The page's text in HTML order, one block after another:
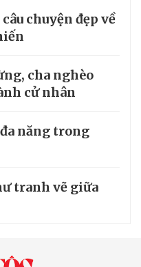
chuyện đẹp về
cha nghèo
cử nhân
năng trong
tranh vẽ giữa